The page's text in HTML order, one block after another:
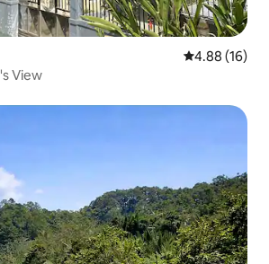
คะแนนเฉลี่ย
4.88 (16)
View